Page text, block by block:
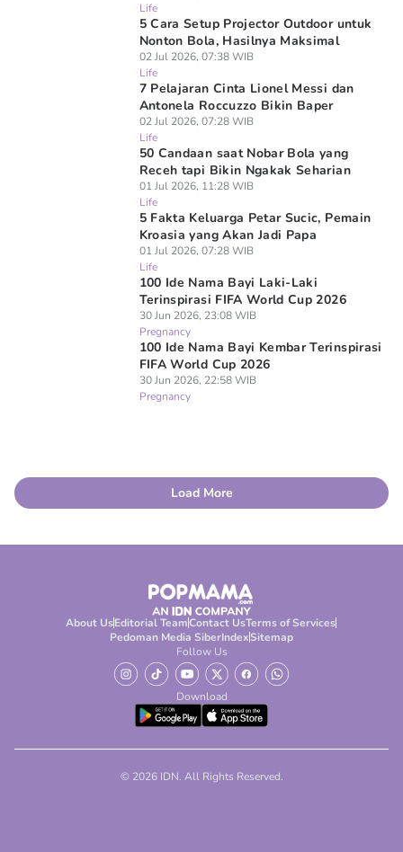
Life
5 Cara Setup Projector Outdoor untuk
Nonton Bola, Hasilnya Maksimal
02 Jul 2026, 07:38 WIB
Life
7 Pelajaran Cinta Lionel Messi dan
Antonela Roccuzzo Bikin Baper
02 Jul 2026, 07:28 WIB
Life
50 Candaan saat Nobar Bola yang
Receh tapi Bikin Ngakak Seharian
01 Jul 2026, 11:28 WIB
Life
5 Fakta Keluarga Petar Sucic, Pemain
Kroasia yang Akan Jadi Papa
01 Jul 2026, 07:28 WIB
Life
100 Ide Nama Bayi Laki-Laki
Terinspirasi FIFA World Cup 2026
30 Jun 2026, 23:08 WIB
Pregnancy
100 Ide Nama Bayi Kembar Terinspirasi
FIFA World Cup 2026
30 Jun 2026, 22:58 WIB
Pregnancy
Load More
About UsEditorial TeamContact UsTerms of Services
Pedoman Media SiberIndexSitemap
Follow Us
Download
© 2026 IDN. All Rights Reserved.